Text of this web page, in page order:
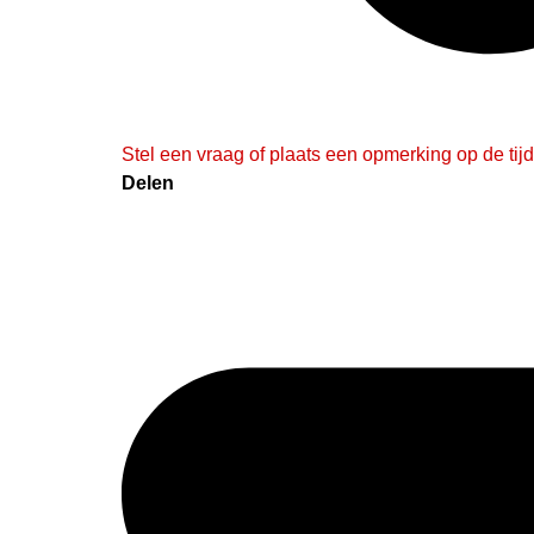
Stel een vraag of plaats een opmerking op de
Delen